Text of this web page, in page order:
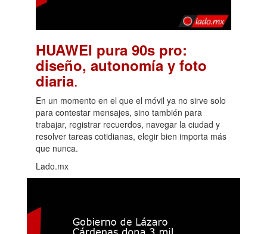
HUAWEI pura 90s pro:
diseño, autonomía y foto
diaria.
En un momento en el que el móvil ya no sirve solo
para contestar mensajes, sino también para
trabajar, registrar recuerdos, navegar la ciudad y
resolver tareas cotidianas, elegir bien importa más
que nunca.
Lado.mx